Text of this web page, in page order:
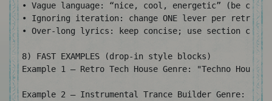
• Vague language: “nice, cool, energetic” (be
• Ignoring iteration: change ONE lever per retry
• Over-long lyrics: keep concise; use section cues.
8) FAST EXAMPLES (drop-in style blocks)
Example 1 — Retro Tech House Genre: "Techno
Example 2 — Instrumental Trance Builder Genre: